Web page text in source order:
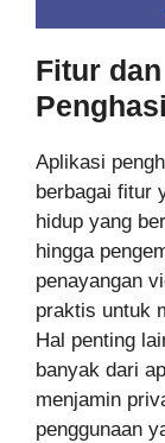
Fitur
Aplikasi
berbagai fitur
hidup yang
hingga
penayangan
praktis untuk
Hal penting
banyak dari
menjamin
penggunaan